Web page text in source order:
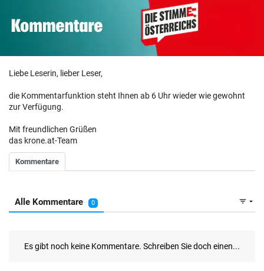
Liebe Leserin, lieber Leser,
die Kommentarfunktion steht Ihnen ab 6 Uhr wieder wie gewohnt
zur Verfügung.
Mit freundlichen Grüßen
das krone.at-Team